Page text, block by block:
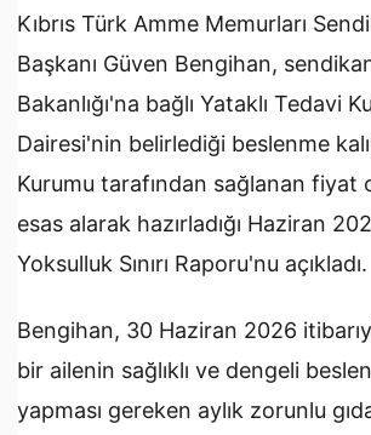
Kıbrıs Türk Amme Memurları
Başkanı Güven Bengihan,
Bakanlığı'na bağlı Yataklı Tedavi
Dairesi'nin belirlediği beslenme
Kurumu tarafından sağlanan fiyat
esas alarak hazırladığı Haziran
Yoksulluk Sınırı Raporu'nu açıkladı.
Bengihan, 30 Haziran 2026
bir ailenin sağlıklı ve dengeli
yapması gereken aylık zorunlu